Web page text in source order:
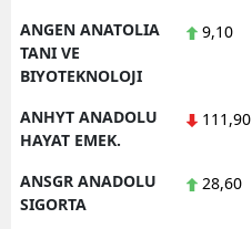
ANGEN ANATOLIA
TANI VE
BIYOTEKNOLOJI
9,10
ANHYT ANADOLU
HAYAT EMEK.
111,90
ANSGR ANADOLU
SIGORTA
28,60